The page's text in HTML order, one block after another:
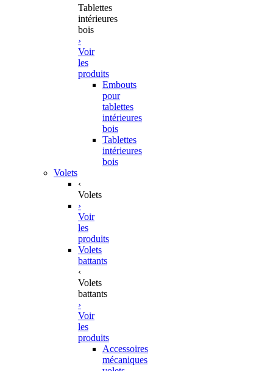
Tablettes
intérieures
bois
›
Voir
les
produits
Embouts
pour
tablettes
intérieures
bois
Tablettes
intérieures
bois
Volets
‹
Volets
›
Voir
les
produits
Volets
battants
‹
Volets
battants
›
Voir
les
produits
Accessoires
mécaniques